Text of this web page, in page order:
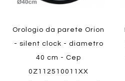
Orologio da parete Orion
- silent clock - diametro
40 cm - Cep
0Z112510011XX